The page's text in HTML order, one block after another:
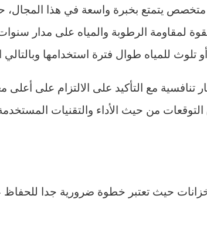
يتمتع بخبرة واسعة في هذا المجال،
لمقاومة الرطوبة والمياه على مدار
للمياه طوال فترة استخدامها وبالتالي
مع التأكيد على الالتزام على أعلى
من حيث الأداء والتقنيات
حيث تعتبر خطوة ضرورية جدا للحفاظ